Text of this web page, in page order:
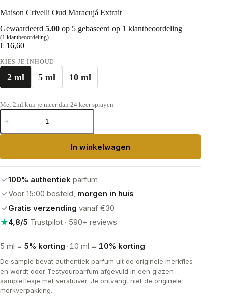
Maison Crivelli Oud Maracujá Extrait
Gewaardeerd 5.00 op 5 gebaseerd op 1 klantbeoordeling
(1 klantbeoordeling)
€ 16,60
KIES JE INHOUD
2 ml 5 ml 10 ml
Met 2ml kun je meer dan 24 keer sprayen
Maison
Crivelli
Maracujá
In winkelwagen
✓100% authentiek parfum
✓Voor 15:00 besteld, morgen in huis
✓Gratis verzending vanaf €30
★4,8/5 Trustpilot · 590+ reviews
5 ml = 5% korting · 10 ml = 10% korting
De sample bevat authentiek parfum uit de originele merkfles
en wordt door Testyourparfum afgevuld in een glazen
sampleflesje met verstuiver. Je ontvangt niet de originele
merkverpakking.